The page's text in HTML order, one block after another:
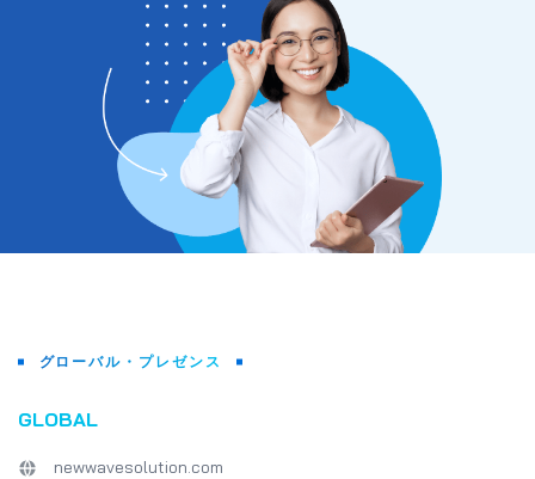
グローバル・プレゼンス
GLOBAL
newwavesolution.com